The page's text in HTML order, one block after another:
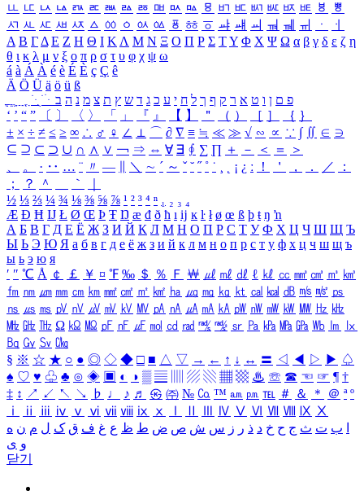
ㅥ ㅦ ㅧ ㅨ ㅩ ㅪ ㅫ ㅬ ㅭ ㅮ ㅯ ㅰ ㅱ ㅲ ㅳ ㅴ ㅵ ㅶ ㅷ ㅸ
ㅹ
ㅺ ㅻ ㅼ ㅽ ㅾ ㅿ ㆀ ㆁ ㆂ ㆃ ㆄ ㆅ ㆆ ㆇ ㆈ ㆉ ㆊ ㆋ ㆌ ㆍ
ㆎ
Α Β ΓΔ Ε Ζ Η Θ Ι ΚΛ Μ Ν Ξ Ο Π Ρ Σ ΤΥ Φ Χ Ψ Ω α β γ δ ε ζ η
θ ι κ λ μ ν ξ ο π ρ σ τ υ φ χ ψ ω
á à Á À é è É È ç Ç ê
Ä Ö Ü ä ö ü ß
ִֶֹ ֻּ ׁׂ פ ם ן ו ט א ר ק ף ך ל ח י ע כ ג ד ש ץ ת צ מ נ ה ב
‘ ’ “ ” 〔 〕 〈 〉 「 」 『 』 【 】 ＂ （ ） ［ ］ ｛ ｝
± × ÷ ≠ ≤ ≥ ∞ ∴ ♂ ♀ ∠ ⊥ ⌒ ∂ ∇ ≡ ≒ ≪ ≫ √ ∽ ∝ ∵ ∫ ∬ ∈ ∋
⊆ ⊇ ⊂ ⊃ ∪ ∩ ∧ ∨ ￢ ⇒ ⇔ ∀ ∃ ∮ ∑ ∏ ＋ － ＜ ＝
＞
、
。 · ‥ … ¨ 〃 ― ＼ ∼ ´ ～ ˇ ˘ ˝ ˚ ˙ ¸ ¡ ¿ ː ！ ＇ ， ． ／
：
；
？ ＾ ｀
½ ⅓ ⅔ ¼ ¾ ⅛ ⅜ ⅝ ⅞ ¹ ² ³ ⁴ ⁿ ₁ ₂ ₃ ₄
Æ Ð Ħ Ĳ Ł Ø Œ Þ Ŧ Ŋ æ đ ð ħ ı ĳ ĸ ŀ ł ø œ ß þ ŧ ŋ ŉ
А Б В Г Д Е Ё Ж З И Й К Л М Н О П Р С Т У Ф Х Ц Ч Ш Щ Ъ
Ы Ь Э Ю Я а б в г д е ё ж з и й к л м н о п р с т у ф х ц ч ш щ ъ
ы ь э ю я
′ ″ ℃ Å ￠ ￡ ￥ ¤ ℉ ‰ ＄ ％ Ｆ ￦ ㎕ ㎖ ㎗ ℓ ㎘ ㏄ ㎣ ㎤ ㎥ ㎦
㎙ ㎚ ㎛ ㎜ ㎝ ㎞ ㎟ ㎠ ㎡ ㎢ ㏊ ㎍ ㎎ ㎏ ㏏ ㎈ ㎉ ㏈ ㎧ ㎨ ㎰
㎱ ㎲ ㎳ ㎴ ㎵ ㎶ ㎷ ㎸ ㎹ ㎀ ㎁ ㎂ ㎃ ㎄ ㎺ ㎻ ㎽ ㎾ ㎿ ㎐ ㎑
㎒ ㎓ ㎔ Ω ㏀ ㏁ ㎊ ㎋ ㎌ ㏖ ㏅ ㎭ ㎮ ㎯ ㏛ ㎩ ㎪ ㎫ ㎬ ㏝ ㏐
㏓
㏃ ㏉ ㏜ ㏆
§ ※ ☆ ★ ○ ● ◎ ◇ ◆ □ ■ △ ▽ → ← ↑ ↓ ↔ 〓 ◁ ◀ ▷ ▶ ♤
♠ ♡ ♥ ♧ ♣ ⊙ ◈ ▣ ◐ ◑ ▒ ▤ ▨ ▧ ▦ ▩ ♨ ☏ ☎ ☜ ☞ ¶ †
‡ ↕ ↗ ↙ ↖ ↘ ♭ ♩ ♪ ♬ ㉿ ㈜ № ㏇ ™ ㏂ ㏘ ℡ ＃ ＆ ＊ ＠ ª º
ⅰ
ⅱ ⅲ ⅳ ⅴ ⅵ ⅶ ⅷ ⅸ ⅹ Ⅳ Ⅴ Ⅵ Ⅶ Ⅷ Ⅸ Ⅹ
ب ت ث ج ح خ د ذ ر ز س ش ص ض ط ظ ع غ ف ق ک ل م ن ه
و ی
닫기